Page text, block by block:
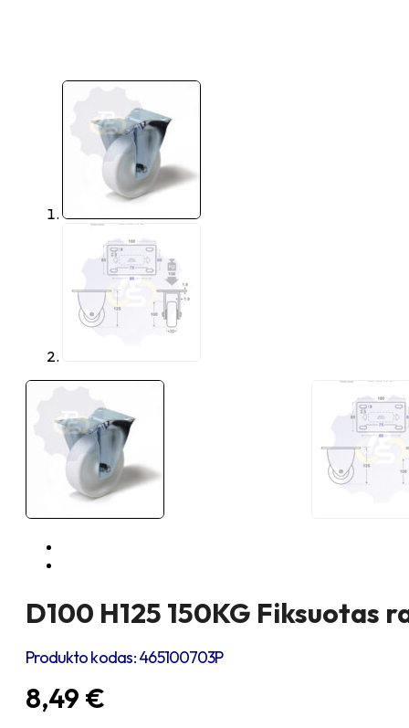
D100 H125 150KG Fiksuotas
Produkto kodas:465100703P
8,49 €